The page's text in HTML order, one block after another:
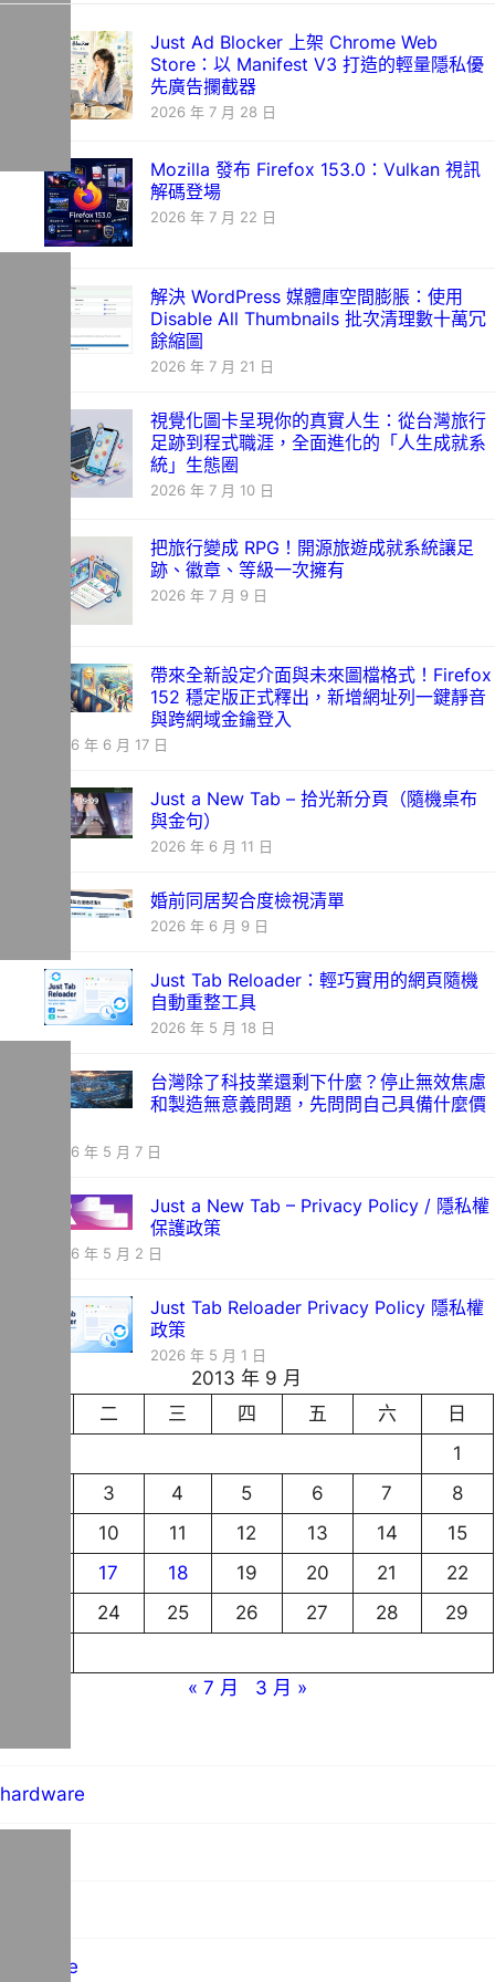
Just Ad Blocker 上架 Chrome Web
Store：以 Manifest V3 打造的輕量隱私優
先廣告攔截器
2026 年 7 月 28 日
Mozilla 發布 Firefox 153.0：Vulkan 視訊
解碼登場
2026 年 7 月 22 日
解決 WordPress 媒體庫空間膨脹：使用
Disable All Thumbnails 批次清理數十萬冗
餘縮圖
2026 年 7 月 21 日
視覺化圖卡呈現你的真實人生：從台灣旅行
足跡到程式職涯，全面進化的「人生成就系
統」生態圈
2026 年 7 月 10 日
把旅行變成 RPG！開源旅遊成就系統讓足
跡、徽章、等級一次擁有
2026 年 7 月 9 日
帶來全新設定介面與未來圖檔格式！Firefox
152 穩定版正式釋出，新增網址列一鍵靜音
與跨網域金鑰登入
2026 年 6 月 17 日
Just a New Tab – 拾光新分頁（隨機桌布
與金句）
2026 年 6 月 11 日
婚前同居契合度檢視清單
2026 年 6 月 9 日
Just Tab Reloader：輕巧實用的網頁隨機
自動重整工具
2026 年 5 月 18 日
台灣除了科技業還剩下什麼？停止無效焦慮
和製造無意義問題，先問問自己具備什麼價
2026 年 5 月 7 日
Just a New Tab – Privacy Policy / 隱私權
保護政策
2026 年 5 月 2 日
Just Tab Reloader Privacy Policy 隱私權
政策
2026 年 5 月 1 日
2013 年 9 月
二 三 四 五 六
日
1
3 4 5 6 7
8
10 11 12 13 14
15
17 18 19 20 21
22
24 25 26 27 28
29
« 7 月
3 月 »
hardware
software